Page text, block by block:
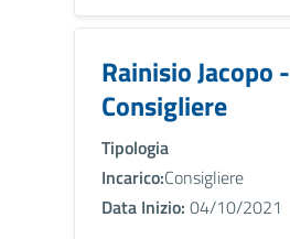
Rainisio Jacopo -
Consigliere
Tipologia
Incarico:Consigliere
Data Inizio: 04/10/2021